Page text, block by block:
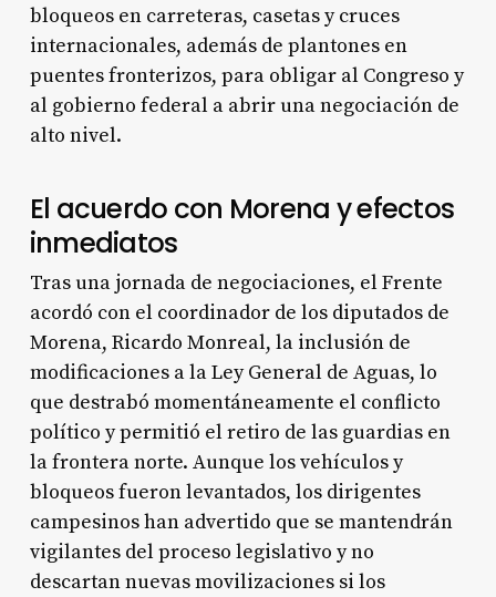
bloqueos en carreteras, casetas y cruces
internacionales, además de plantones en
puentes fronterizos, para obligar al Congreso y
al gobierno federal a abrir una negociación de
alto nivel.
El acuerdo con Morena y efectos
inmediatos
Tras una jornada de negociaciones, el Frente
acordó con el coordinador de los diputados de
Morena, Ricardo Monreal, la inclusión de
modificaciones a la Ley General de Aguas, lo
que destrabó momentáneamente el conflicto
político y permitió el retiro de las guardias en
la frontera norte. Aunque los vehículos y
bloqueos fueron levantados, los dirigentes
campesinos han advertido que se mantendrán
vigilantes del proceso legislativo y no
descartan nuevas movilizaciones si los